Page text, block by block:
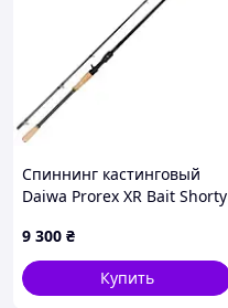
Спиннинг кастинговый
Daiwa Prorex XR Bait Shorty
PXX782HFB-DS)
9 300 ₴
Купить